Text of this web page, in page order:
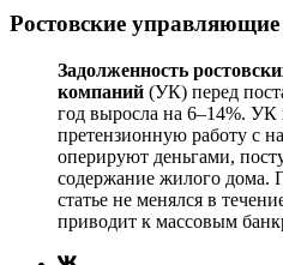
Ростовские
Задолженность
компаний (УК) перед
год выросла на 6–14%. УК
претензионную работу с
оперируют деньгами,
содержание жилого дома.
статье не менялся в
приводит к массовым